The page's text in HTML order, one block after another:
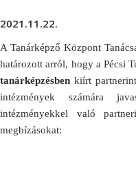
2021.11.22.
A Tanárképző Központ
határozott arról, hogy a Pécsi
tanárképzésben kiírt
intézmények számára
intézményekkel való
megbízásokat: